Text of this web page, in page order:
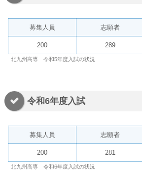
募集人員 志願者
200 289
北九州高専 令和5年度入試の状況
令和6年度入試
募集人員 志願者
200 281
北九州高専 令和6年度入試の状況